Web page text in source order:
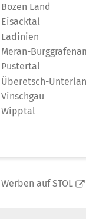
Bozen Land
Eisacktal
Ladinien
Meran-
Pustertal
Überetsch-
Vinschgau
Wipptal
Werben auf STOL